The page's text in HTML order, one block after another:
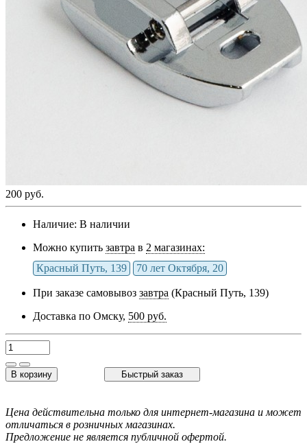
200 руб.
Наличие: В наличии
Можно купить завтра в 2 магазинах:
Красный Путь, 139
70 лет Октября, 20
При заказе самовывоз завтра (Красный Путь, 139)
Доставка по Омску, 500 руб.
В корзину Быстрый заказ
Цена действительна только для интернет-магазина и может
отличаться в розничных магазинах.
Предложение не является публичной офертой.